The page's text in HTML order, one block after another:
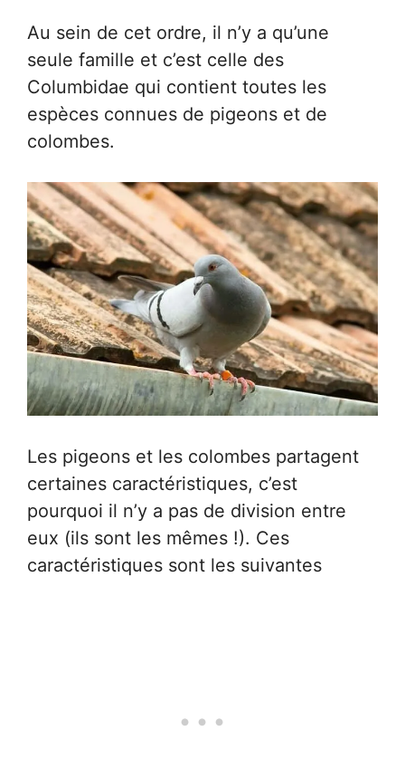
Au sein de cet ordre, il n’y a qu’une
seule famille et c’est celle des
Columbidae qui contient toutes les
espèces connues de pigeons et de
colombes.
Les pigeons et les colombes partagent
certaines caractéristiques, c’est
pourquoi il n’y a pas de division entre
eux (ils sont les mêmes !). Ces
caractéristiques sont les suivantes